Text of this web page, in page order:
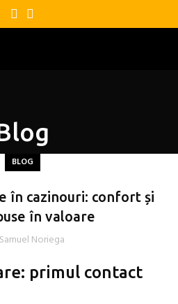
BLOG
în cazinouri: confort și
în valoare
Samuel Noriega
primul contact